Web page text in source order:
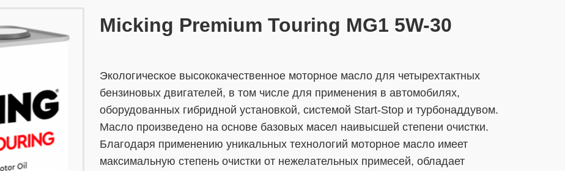
​​​​Micking Premium Touring MG1 5W-30
Экологическое высококачественное моторное масло для четырехтактных
бензиновых двигателей, в том числе для применения в автомобилях,
оборудованных гибридной установкой, системой Start-Stop и турбонаддувом.
Масло произведено на основе базовых масел наивысшей степени очистки.
Благодаря применению уникальных технологий моторное масло имеет
максимальную степень очистки от нежелательных примесей, обладает